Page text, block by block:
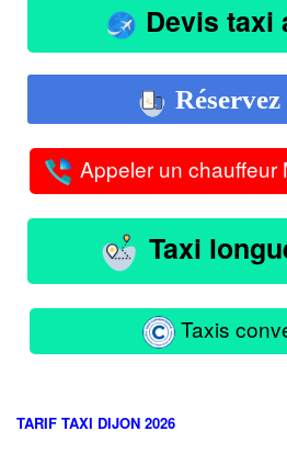
Devis taxi
Appeler un chauffeur
Taxi
Taxis
TARIF TAXI DIJON 2026